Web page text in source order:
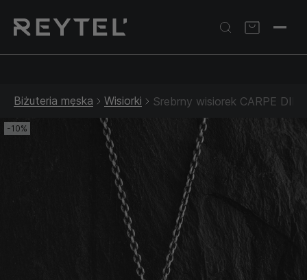
Złota biżuteria: –30% | Do 31.08
Biżuteria męska Wisiorki Srebrny wisiorek CARPE
-10%